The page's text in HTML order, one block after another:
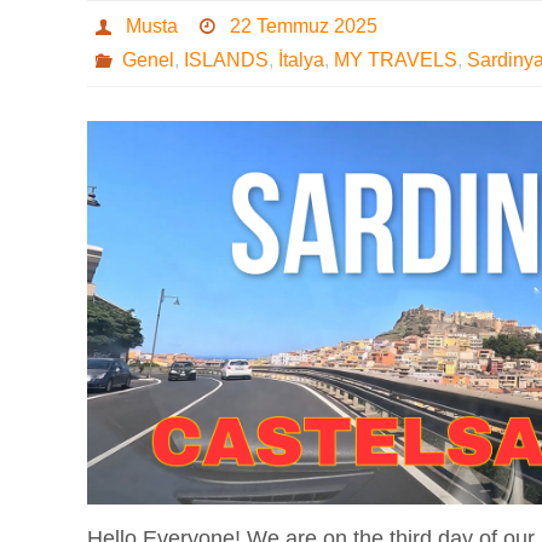
Musta
22 Temmuz 2025
Genel , ISLANDS, İtalya, MY TRAVELS,